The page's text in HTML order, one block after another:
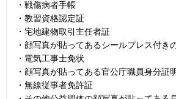
・戦傷病者手帳
・教習資格認定証
・宅地建物取引主任者証
・顔写真が貼ってあるシールプレス付き
・電気工事士免状
・顔写真が貼ってある官公庁職員身分証
・無線従事者免許証